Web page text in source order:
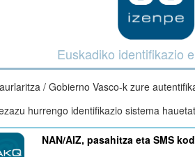
Euskadiko identifikazio
/ Gobierno Vasco-k zure
hurrengo identifikazio sistema
NAN/AIZ, pasahitza eta SMS